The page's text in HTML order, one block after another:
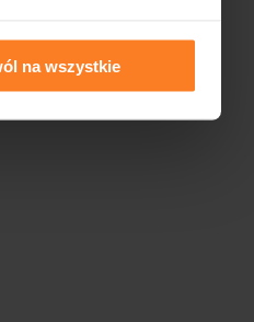
na wszystkie